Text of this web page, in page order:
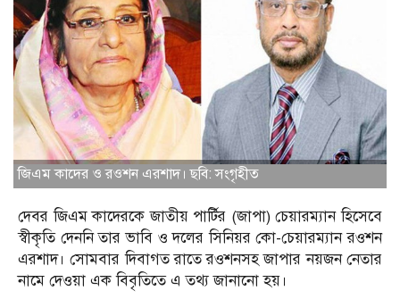
জিএম কাদের ও রওশন এরশাদ। ছবি: সংগৃহীত
দেবর জিএম কাদেরকে জাতীয় পার্টির (জাপা) চেয়ারম্যান হিসেবে
স্বীকৃতি দেননি তার ভাবি ও দলের সিনিয়র কো-চেয়ারম্যান রওশন
এরশাদ। সোমবার দিবাগত রাতে রওশনসহ জাপার নয়জন নেতার
নামে দেওয়া এক বিবৃতিতে এ তথ্য জানানো হয়।